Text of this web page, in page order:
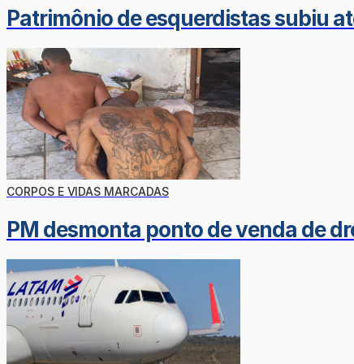
Patrimônio de esquerdistas subiu
CORPOS E VIDAS MARCADAS
PM desmonta ponto de venda de